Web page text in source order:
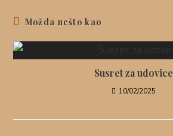
Možda nešto kao
Susret za udovice
10/02/2025